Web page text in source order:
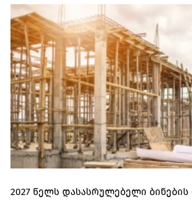
2027 წელს დასასრულებელი ბინების